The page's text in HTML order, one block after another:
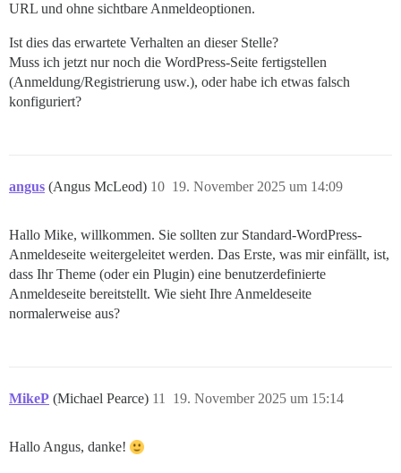
URL und ohne sichtbare Anmeldeoptionen.
Ist dies das erwartete Verhalten an dieser Stelle?
Muss ich jetzt nur noch die WordPress-Seite fertigstellen
(Anmeldung/Registrierung usw.), oder habe ich etwas falsch
konfiguriert?
angus (Angus McLeod) 19. November 2025 um 14:09
10
Hallo Mike, willkommen. Sie sollten zur Standard-WordPress-
Anmeldeseite weitergeleitet werden. Das Erste, was mir einfällt, ist,
dass Ihr Theme (oder ein Plugin) eine benutzerdefinierte
Anmeldeseite bereitstellt. Wie sieht Ihre Anmeldeseite
normalerweise aus?
MikeP (Michael Pearce) 19. November 2025 um 15:14
11
Hallo Angus, danke!